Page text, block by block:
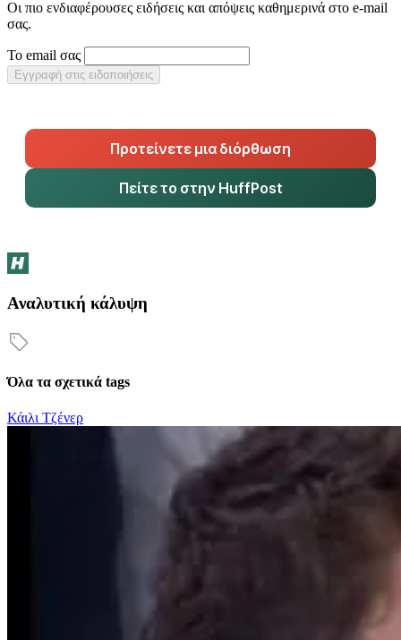
Οι πιο ενδιαφέρουσες ειδήσεις και απόψεις καθημερινά στο e-mail
σας.
Το email σας
Εγγραφή στις ειδοποιήσεις
Προτείνετε μια διόρθωση
Πείτε το στην HuffPost
Αναλυτική κάλυψη
Όλα τα σχετικά tags
Κάιλι Τζένερ